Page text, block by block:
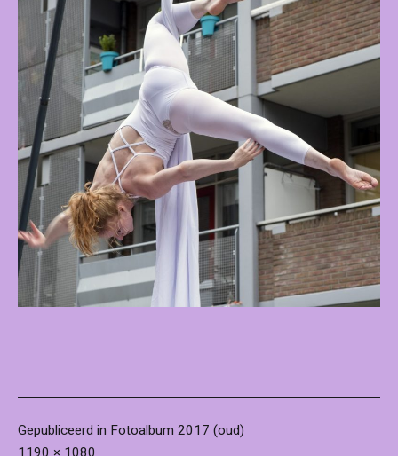
Gepubliceerd in Fotoalbum 2017 (oud)
Volledige
1190 × 1080